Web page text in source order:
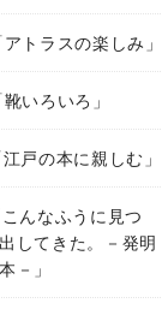
トラスの楽しみ」
いろいろ」
戸の本に親しむ」
んなふうに見つ
してきた。－発明
－」